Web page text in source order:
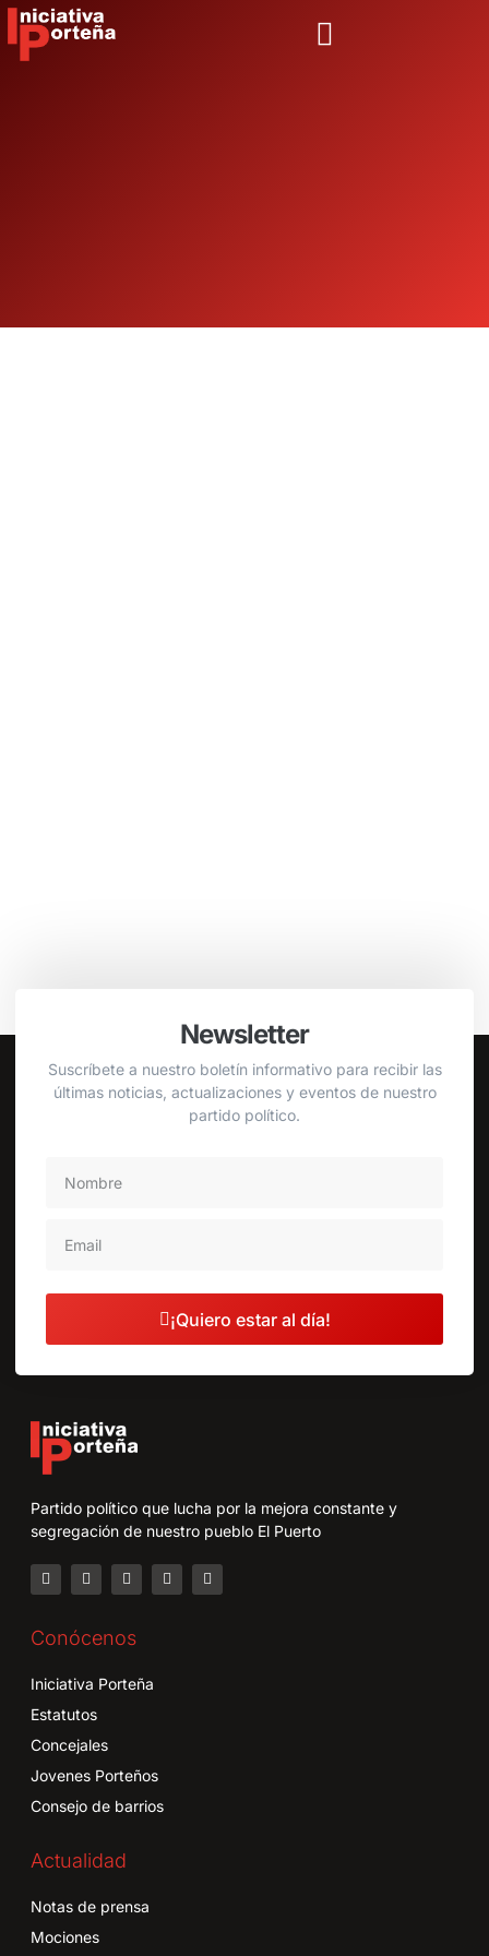
Newsletter
Suscríbete a nuestro boletín informativo para recibir las
últimas noticias, actualizaciones y eventos de nuestro
partido político.
¡Quiero estar al día!
Partido político que lucha por la mejora constante y
segregación de nuestro pueblo El Puerto
Conócenos
Iniciativa Porteña
Estatutos
Concejales
Jovenes Porteños
Consejo de barrios
Actualidad
Notas de prensa
Mociones